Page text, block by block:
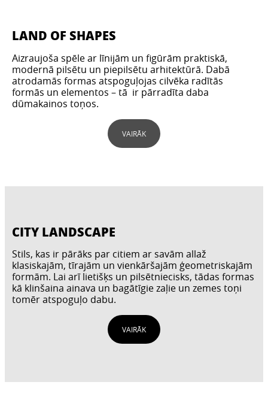
LAND OF SHAPES
Aizraujoša spēle ar līnijām un figūrām praktiskā,
modernā pilsētu un piepilsētu arhitektūrā. Dabā
atrodamās formas atspoguļojas cilvēka radītās
formās un elementos – tā ir pārradīta daba
dūmakainos toņos.
VAIRĀK
CITY LANDSCAPE
Stils, kas ir pārāks par citiem ar savām allaž
klasiskajām, tīrajām un vienkāršajām ģeometriskajām
formām. Lai arī lietišķs un pilsētniecisks, tādas formas
kā klinšaina ainava un bagātīgie zaļie un zemes toņi
tomēr atspoguļo dabu.
VAIRĀK